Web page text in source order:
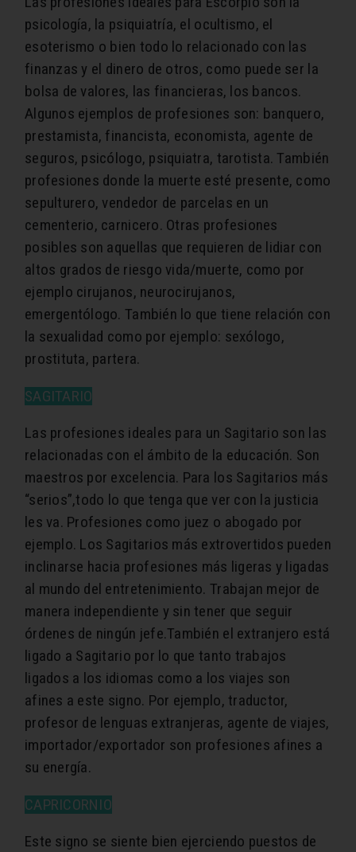
psicología, la psiquiatría, el ocultismo, el
esoterismo o bien todo lo relacionado con las
finanzas y el dinero de otros, como puede ser la
bolsa de valores, las financieras, los bancos.
Algunos ejemplos de profesiones son: banquero,
prestamista, financista, economista, agente de
seguros, psicólogo, psiquiatra, tarotista. También
profesiones donde la muerte esté presente, como
sepulturero, vendedor de parcelas en un
cementerio, carnicero. Otras profesiones
posibles son aquellas que requieren de lidiar con
altos grados de riesgo vida/muerte, como por
ejemplo cirujanos, neurocirujanos,
emergentólogo. También lo que tiene relación con
la sexualidad como por ejemplo: sexólogo,
prostituta, partera.
SAGITARIO
Las profesiones ideales para un Sagitario son las
relacionadas con el ámbito de la educación. Son
maestros por excelencia. Para los Sagitarios más
“serios”,todo lo que tenga que ver con la justicia
les va. Profesiones como juez o abogado por
ejemplo. Los Sagitarios más extrovertidos pueden
inclinarse hacia profesiones más ligeras y ligadas
al mundo del entretenimiento. Trabajan mejor de
manera independiente y sin tener que seguir
órdenes de ningún jefe.También el extranjero está
ligado a Sagitario por lo que tanto trabajos
ligados a los idiomas como a los viajes son
afines a este signo. Por ejemplo, traductor,
profesor de lenguas extranjeras, agente de viajes,
importador/exportador son profesiones afines a
su energía.
CAPRICORNIO
Este signo se siente bien ejerciendo puestos de